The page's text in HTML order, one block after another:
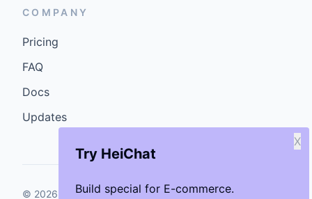
Try HeiChat
Build special for E-commerce.
X
COMPANY
Pricing
FAQ
Docs
Updates
© 2026 GenCybers Inc. All rights reserved.